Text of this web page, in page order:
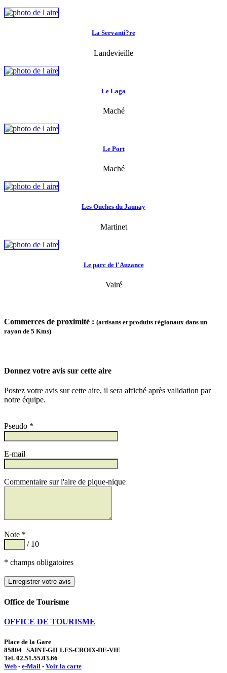
La Servanti?re
Landevieille
Le Laga
Maché
Le Port
Maché
Les Ouches du Jaunay
Martinet
Le parc de l'Auzance
Vairé
Commerces de proximité : (artisans et produits régionaux dans un
rayon de 5 Kms)
Donnez votre avis sur cette aire
Postez votre avis sur cette aire, il sera affiché après validation par
notre équipe.
Pseudo *
E-mail
Commentaire sur l'aire de pique-nique
Note *
/ 10
* champs obligatoires
Office de Tourisme
OFFICE DE TOURISME
Place de la Gare
85804 SAINT-GILLES-CROIX-DE-VIE
Tel. 02.51.55.03.66
Web - e-Mail - Voir la carte